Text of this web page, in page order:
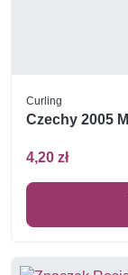
Curling
Czechy 2005
4,20 zł